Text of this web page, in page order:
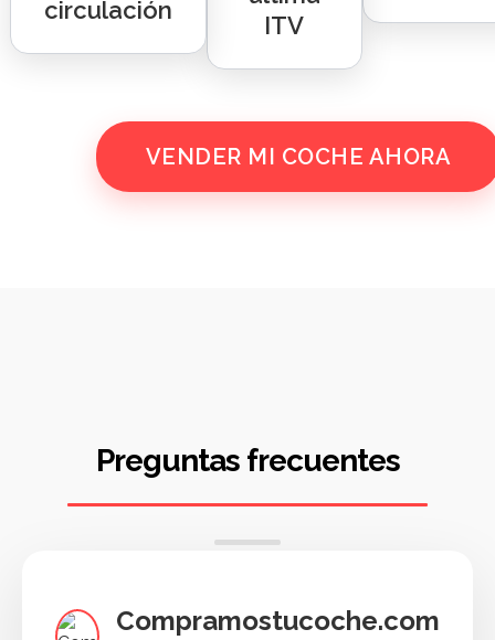
circulación
ITV
VENDER MI COCHE AHORA
Preguntas frecuentes
Compramostucoche.com